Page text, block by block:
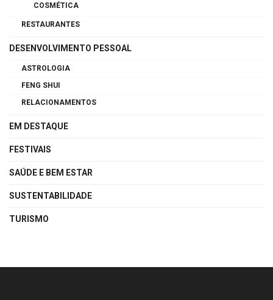
COSMÉTICA
RESTAURANTES
DESENVOLVIMENTO PESSOAL
ASTROLOGIA
FENG SHUI
RELACIONAMENTOS
EM DESTAQUE
FESTIVAIS
SAÚDE E BEM ESTAR
SUSTENTABILIDADE
TURISMO